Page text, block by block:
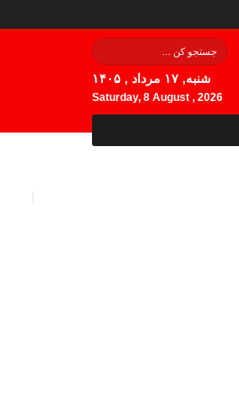
شنبه, ۱۷ مرداد , ۱۴۰۵
Saturday, 8 August , 2026